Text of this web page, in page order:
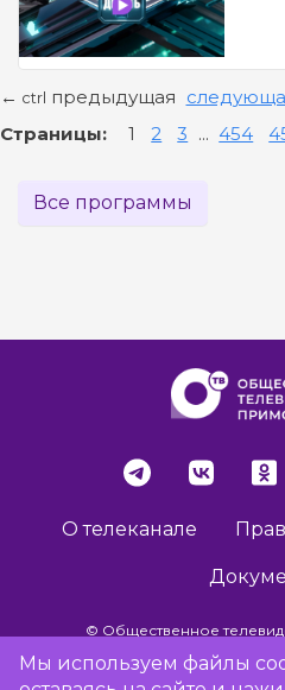
← ctrl предыдущая
Страницы: 1 2 3 ... 454
Все программы
О телеканале
© Общественное
Мы используем файлы